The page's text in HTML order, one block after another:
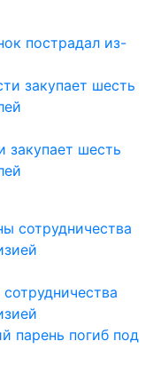
пострадал из-
шесть